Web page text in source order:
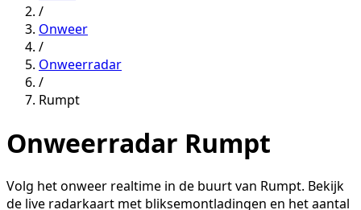
/
Onweer
/
Onweerradar
/
Rumpt
Onweerradar Rumpt
Volg het onweer realtime in de buurt van Rumpt. Bekijk
de live radarkaart met bliksemontladingen en het aantal